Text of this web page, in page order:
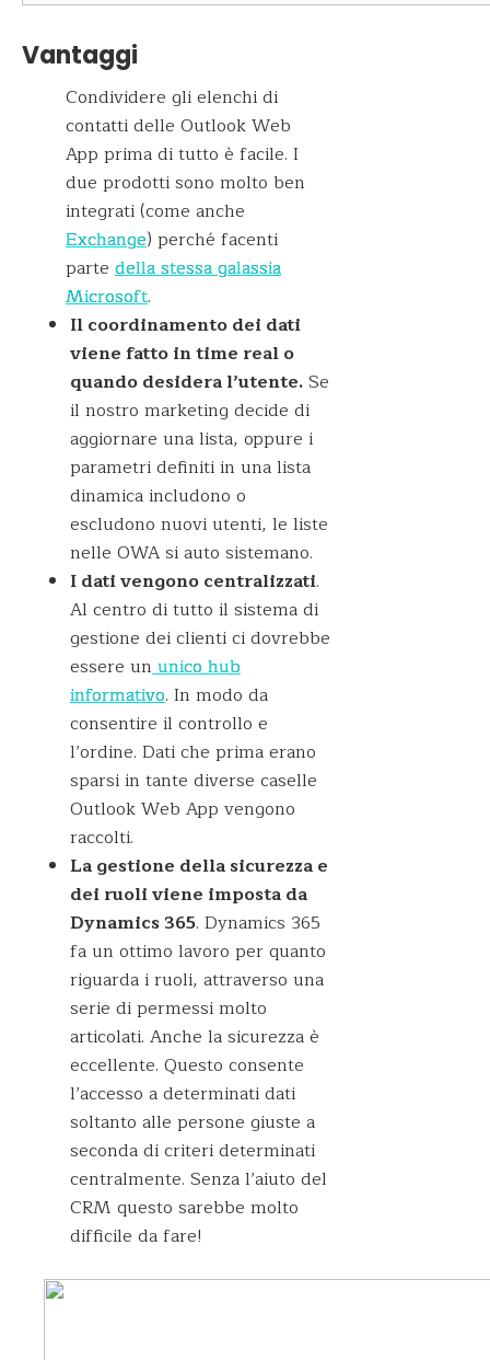
Vantaggi
Condividere gli elenchi di
contatti delle Outlook Web
App prima di tutto è facile. I
due prodotti sono molto ben
integrati (come anche
Exchange) perché facenti
parte della stessa galassia
Microsoft.
Il coordinamento dei dati
viene fatto in time real o
quando desidera l’utente.Se
il nostro marketing decide di
aggiornare una lista, oppure i
parametri definiti in una lista
dinamica includono o
escludono nuovi utenti, le liste
nelle OWA si auto sistemano.
I dati vengono centralizzati.
Al centro di tutto il sistema di
gestione dei clienti ci dovrebbe
essere ununico hub
informativo. In modo da
consentire il controllo e
l’ordine. Dati che prima erano
sparsi in tante diverse caselle
Outlook Web App vengono
raccolti.
La gestione della sicurezza e
dei ruoli viene imposta da
Dynamics 365. Dynamics 365
fa un ottimo lavoro per quanto
riguarda i ruoli, attraverso una
serie di permessi molto
articolati. Anche la sicurezza è
eccellente. Questo consente
l’accesso a determinati dati
soltanto alle persone giuste a
seconda di criteri determinati
centralmente. Senza l’aiuto del
CRM questo sarebbe molto
difficile da fare!